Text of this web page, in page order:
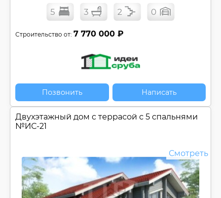
5 3 2 0
Строительство от: 7 770 000 ₽
Позвонить Написать
Двухэтажный дом c террасой с 5 спальнями
№ИС-21
Смотреть